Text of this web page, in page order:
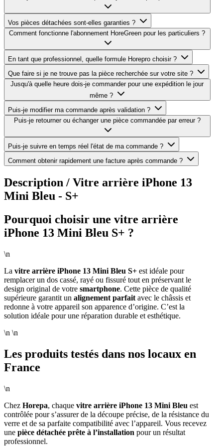
Vos pièces détachées sont-elles garanties ?
Comment fonctionne l'abonnement HoreGreen pour les particuliers ?
En tant que professionnel, quelle formule Horepro choisir ?
Que faire si je ne trouve pas la pièce recherchée sur votre site ?
Jusqu'à quelle heure dois-je commander pour une expédition le jour
même ?
Puis-je modifier ma commande après validation ?
Puis-je retourner ou échanger une pièce commandée par erreur ?
Puis-je suivre en temps réel l'état de ma commande ?
Comment obtenir rapidement une facture après commande ?
Description / Vitre arrière iPhone 13
Mini Bleu - S+
Pourquoi choisir une vitre arrière
iPhone 13 Mini Bleu S+ ?
\n
La vitre arrière iPhone 13 Mini Bleu S+ est idéale pour
remplacer un dos cassé, rayé ou fissuré tout en préservant le
design original de votre smartphone. Cette pièce de qualité
supérieure garantit un alignement parfait avec le châssis et
redonne à votre appareil son apparence d’origine. C’est la
solution idéale pour une réparation durable et esthétique.
\n \n
Les produits testés dans nos locaux en
France
\n
Chez Horepa, chaque vitre arrière iPhone 13 Mini Bleu est
contrôlée pour s’assurer de la découpe précise, de la résistance du
verre et de sa parfaite compatibilité avec l’appareil. Vous recevez
une pièce détachée prête à l’installation pour un résultat
professionnel.